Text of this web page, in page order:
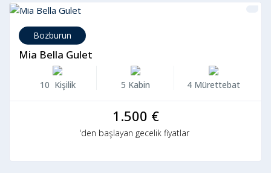
Bozburun
Mia Bella Gulet
10 Kişilik 5 Kabin 4 Mürettebat
1.500 €
'den başlayan gecelik fiyatlar